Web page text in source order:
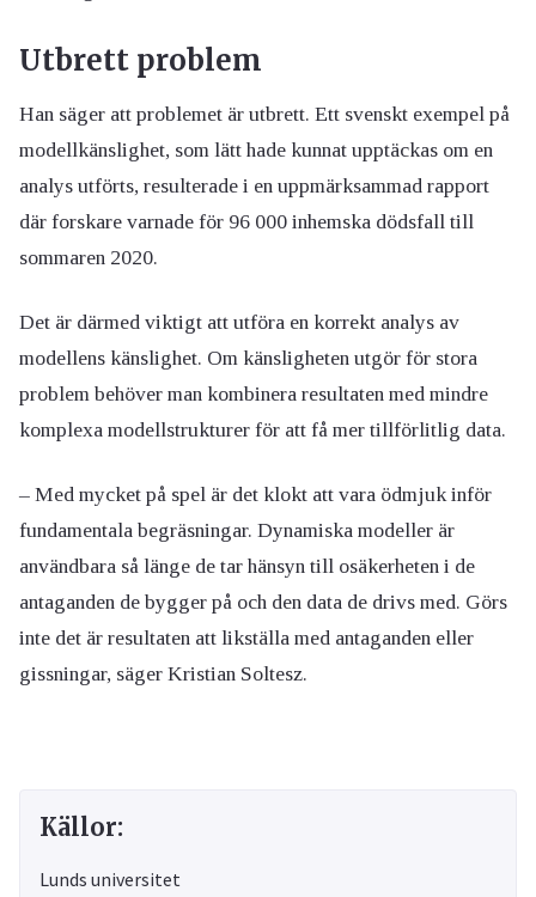
Utbrett problem
Han säger att problemet är utbrett. Ett svenskt exempel på
modellkänslighet, som lätt hade kunnat upptäckas om en
analys utförts, resulterade i en uppmärksammad rapport
där forskare varnade för 96 000 inhemska dödsfall till
sommaren 2020.
Det är därmed viktigt att utföra en korrekt analys av
modellens känslighet. Om känsligheten utgör för stora
problem behöver man kombinera resultaten med mindre
komplexa modellstrukturer för att få mer tillförlitlig data.
– Med mycket på spel är det klokt att vara ödmjuk inför
fundamentala begräsningar. Dynamiska modeller är
användbara så länge de tar hänsyn till osäkerheten i de
antaganden de bygger på och den data de drivs med. Görs
inte det är resultaten att likställa med antaganden eller
gissningar, säger Kristian Soltesz.
Källor:
Lunds universitet